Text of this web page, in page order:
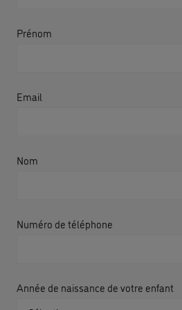
Prénom
Email
Nom
Numéro de téléphone
Année de naissance de votre enfant